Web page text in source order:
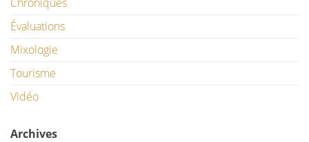
Évaluations
Mixologie
Tourisme
Vidéo
Archives